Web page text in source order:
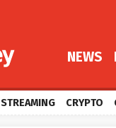
NEWS
STREAMING CRYPTO